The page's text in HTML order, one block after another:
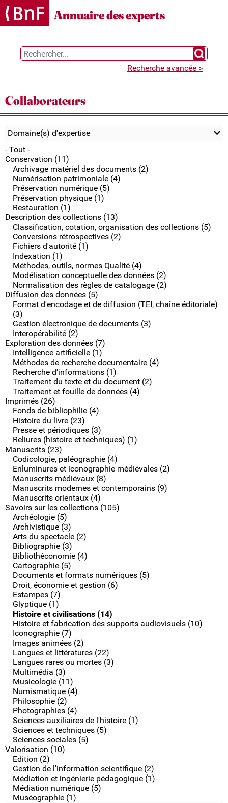
Gestion des cookies
Annuaire des experts
Chercher
Recherche avancée >
Collaborateurs
Domaine(s) d'expertise
- Tout -
Conservation (11)
Archivage matériel des documents (2)
Numérisation patrimoniale (4)
Préservation numérique (5)
Préservation physique (1)
Restauration (1)
Description des collections (13)
Classification, cotation, organisation des collections (5)
Conversions rétrospectives (2)
Fichiers d'autorité (1)
Indexation (1)
Méthodes, outils, normes Qualité (4)
Modélisation conceptuelle des données (2)
Normalisation des règles de catalogage (2)
Diffusion des données (5)
Format d'encodage et de diffusion (TEI, chaîne éditoriale)
(3)
Gestion électronique de documents (3)
Interopérabilité (2)
Exploration des données (7)
Intelligence artificielle (1)
Méthodes de recherche documentaire (4)
Recherche d'informations (1)
Traitement du texte et du document (2)
Traitement et fouille de données (4)
Imprimés (26)
Fonds de bibliophilie (4)
Histoire du livre (23)
Presse et périodiques (3)
Reliures (histoire et techniques) (1)
Manuscrits (23)
Codicologie, paléographie (4)
Enluminures et iconographie médiévales (2)
Manuscrits médiévaux (8)
Manuscrits modernes et contemporains (9)
Manuscrits orientaux (4)
Savoirs sur les collections (105)
Archéologie (5)
Archivistique (3)
Arts du spectacle (2)
Bibliographie (3)
Bibliothéconomie (4)
Cartographie (5)
Documents et formats numériques (5)
Droit, économie et gestion (6)
Estampes (7)
Glyptique (1)
Histoire et civilisations (14)
Histoire et fabrication des supports audiovisuels (10)
Iconographie (7)
Images animées (2)
Langues et littératures (22)
Langues rares ou mortes (3)
Multimédia (3)
Musicologie (11)
Numismatique (4)
Philosophie (2)
Photographies (4)
Sciences auxiliaires de l'histoire (1)
Sciences et techniques (5)
Sciences sociales (5)
Valorisation (10)
Edition (2)
Gestion de l'information scientifique (2)
Médiation et ingénierie pédagogique (1)
Médiation numérique (5)
Muséographie (1)